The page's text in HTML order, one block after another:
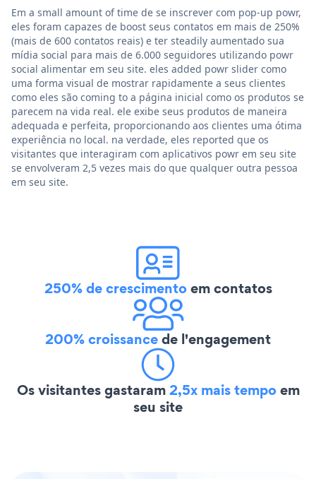
Em a small amount of time de se inscrever com pop-up powr,
eles foram capazes de boost seus contatos em mais de 250%
(mais de 600 contatos reais) e ter steadily aumentado sua
mídia social para mais de 6.000 seguidores utilizando powr
social alimentar em seu site. eles added powr slider como
uma forma visual de mostrar rapidamente a seus clientes
como eles são coming to a página inicial como os produtos se
parecem na vida real. ele exibe seus produtos de maneira
adequada e perfeita, proporcionando aos clientes uma ótima
experiência no local. na verdade, eles reported que os
visitantes que interagiram com aplicativos powr em seu site
se envolveram 2,5 vezes mais do que qualquer outra pessoa
em seu site.
250% de crescimentoem contatos
200% croissancede l'engagement
Os visitantes gastaram2,5x mais tempoem
seu site